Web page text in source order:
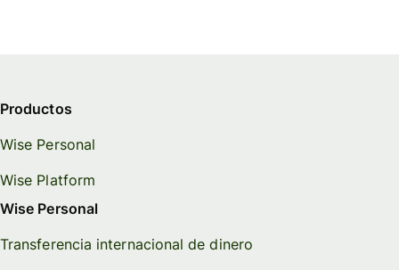
Productos
Wise Personal
Wise Platform
Wise Personal
Transferencia internacional de dinero